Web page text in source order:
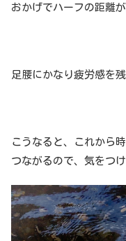
おかげでハーフの距離が
足腰にかなり疲労感を
こうなると、これから
つながるので、気をつ